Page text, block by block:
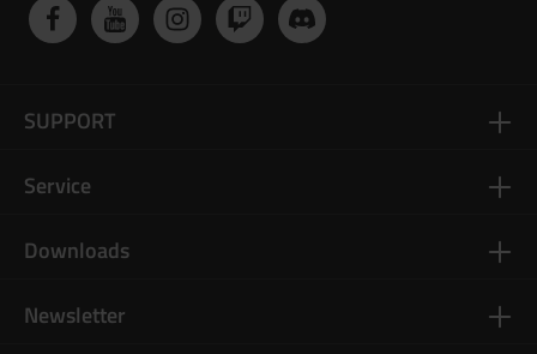
Newsletter
SUPPORT
Service
Downloads